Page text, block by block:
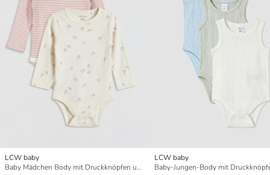
LCW baby
Baby Mädchen Body mit Druckknöpfen und Rundhalsausschnitt 2er-Pack
LCW baby